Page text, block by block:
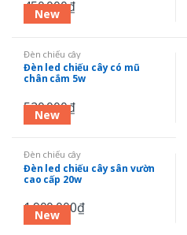
New
450.000₫
New
Đèn chiếu cây
Đèn led chiếu cây có mũ
chân cắm 5w
520.000₫
New
Đèn chiếu cây
Đèn led chiếu cây sân vườn
cao cấp 20w
1.900.000₫